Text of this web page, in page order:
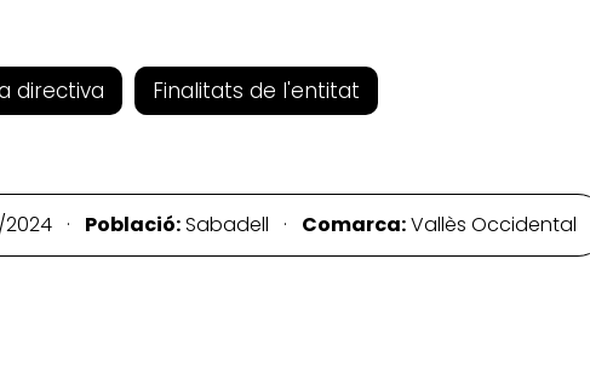
directiva Finalitats de l'entitat
2024 · Població:Sabadell · Comarca:Vallès Occidental